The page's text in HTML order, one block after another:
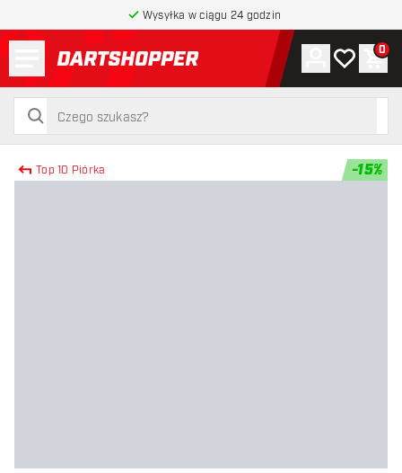
Wysyłka w ciągu 24 godzin
powrót do strony głównej
szukaj
szukaj
Konto
Moja lista
0
Top 10 Piórka -15%